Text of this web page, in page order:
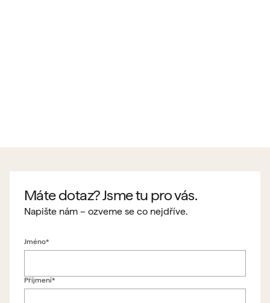
Máte dotaz? Jsme tu pro vás.
Napište nám – ozveme se co nejdříve.
Jméno*
Příjmení*